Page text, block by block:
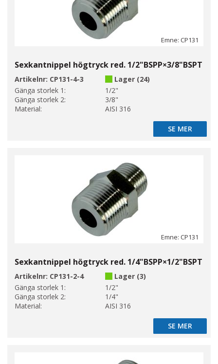
Emne: CP131
Sexkantnippel högtryck red. 1/2"BSPP×3/8"BSPT
Artikelnr: CP131-4-3
Lager (24)
Gänga storlek 1:
1/2"
Gänga storlek 2:
3/8"
Material:
AISI 316
SE MER
SE MER
Emne: CP131
Sexkantnippel högtryck red. 1/4"BSPP×1/2"BSPT
Artikelnr: CP131-2-4
Lager (3)
Gänga storlek 1:
1/2"
Gänga storlek 2:
1/4"
Material:
AISI 316
SE MER
SE MER